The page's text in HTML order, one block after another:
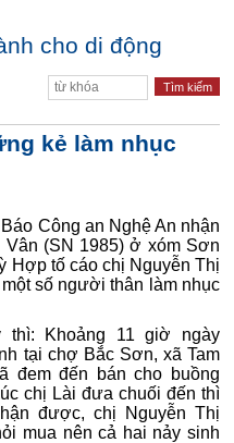
cho di động
kẻ làm nhục
Công an Nghệ An nhận
(SN 1985) ở xóm Sơn
Hợp tố cáo chị Nguyễn Thị
số người thân làm nhục
Khoảng 11 giờ ngày
tại chợ Bắc Sơn, xã Tam
đem đến bán cho buồng
chị Lài đưa chuối đến thì
được, chị Nguyễn Thị
mua nên cả hai nảy sinh